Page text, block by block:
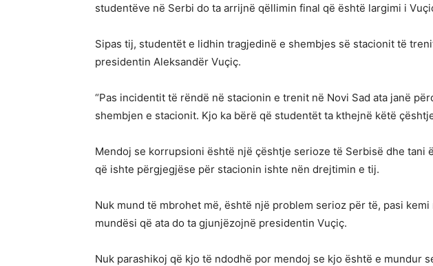
studentëve në Serbi do ta arrijnë qëllimin final që është largimi i
Sipas tij, studentët e lidhin tragjedinë e shembjes së stacionit të
presidentin Aleksandër Vuçiç.
“Pas incidentit të rëndë në stacionin e trenit në Novi Sad ata janë
shembjen e stacionit. Kjo ka bërë që studentët ta kthejnë këtë
Mendoj se korrupsioni është një çështje serioze të Serbisë dhe
që ishte përgjegjëse për stacionin ishte nën drejtimin e tij.
Nuk mund të mbrohet më, është një problem serioz për të, pasi
mundësi që ata do ta gjunjëzojnë presidentin Vuçiç.
Nuk parashikoj që kjo të ndodhë por mendoj se kjo është e mundur